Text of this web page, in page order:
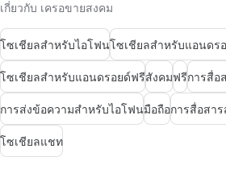
เกี่ยวกับ เครอขายสงคม
โซเชียลสำหรับไอโฟนโซเชียลสำหรับแอนดร
โซเชียลสำหรับแอนดรอยด์ฟรีสังคมฟรีการสื่อ
การส่งข้อความสำหรับไอโฟนมือถือการสื่อสา
โซเชียลแชท